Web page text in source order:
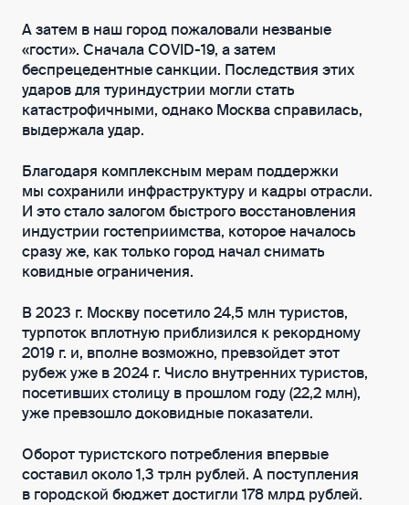
А затем в наш город пожаловали незваные
«гости». Сначала COVID-19, а затем
беспрецедентные санкции. Последствия этих
ударов для туриндустрии могли стать
катастрофичными, однако Москва справилась,
выдержала удар.
Благодаря комплексным мерам поддержки
мы сохранили инфраструктуру и кадры отрасли.
И это стало залогом быстрого восстановления
индустрии гостеприимства, которое началось
сразу же, как только город начал снимать
ковидные ограничения.
В 2023 г. Москву посетило 24,5 млн туристов,
турпоток вплотную приблизился к рекордному
2019 г. и, вполне возможно, превзойдет этот
рубеж уже в 2024 г. Число внутренних туристов,
посетивших столицу в прошлом году (22,2 млн),
уже превзошло доковидные показатели.
Оборот туристского потребления впервые
составил около 1,3 трлн рублей. А поступления
в городской бюджет достигли 178 млрд рублей.